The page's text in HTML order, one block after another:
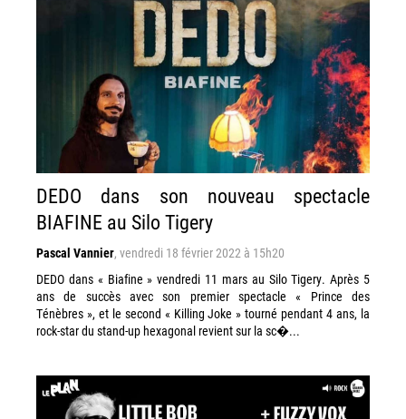
DEDO dans son nouveau spectacle
BIAFINE au Silo Tigery
Pascal Vannier, vendredi 18 février 2022 à 15h20
DEDO dans « Biafine » vendredi 11 mars au Silo Tigery. Après 5
ans de succès avec son premier spectacle « Prince des
Ténèbres », et le second « Killing Joke » tourné pendant 4 ans, la
rock-star du stand-up hexagonal revient sur la sc�...